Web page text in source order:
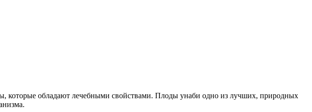
которые обладают лечебными свойствами. Плоды унаби одно из лучших, природных